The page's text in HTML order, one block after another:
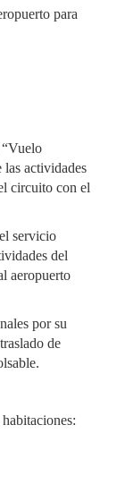
para
actividades
circuito con el
servicio
del
aeropuerto
por su
de